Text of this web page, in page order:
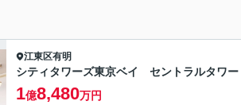
江東区有明
シティタワーズ東京ベイ セントラルタワー
1億8,480万円